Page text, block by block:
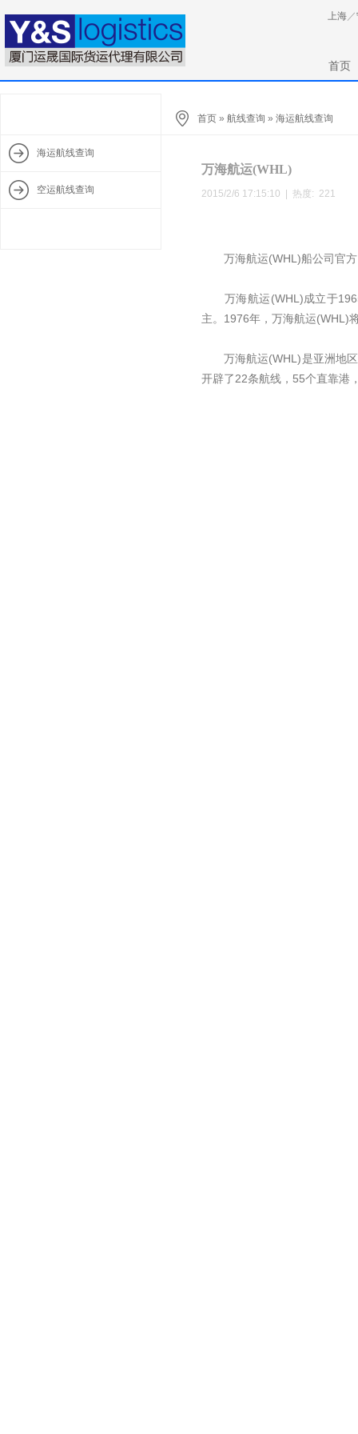
上海／
首页
海运航线查询
空运航线查询
首页 » 航线查询 » 海运航线查询
万海航运(WHL)
2015/2/6 17:15:10 | 热度: 221
万海航运(WHL)船公司官方
万海航运(WHL)成立于1965
主。1976年，万海航运(WHL)
万海航运(WHL)是亚洲地区
开辟了22条航线，55个直靠港